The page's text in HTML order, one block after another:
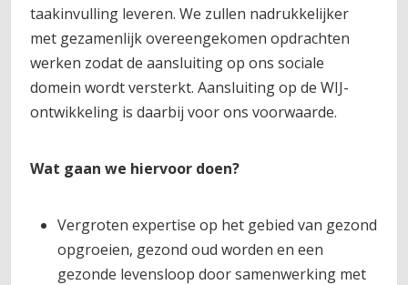
taakinvulling leveren. We zullen nadrukkelijker
met gezamenlijk overeengekomen opdrachten
werken zodat de aansluiting op ons sociale
domein wordt versterkt. Aansluiting op de WIJ-
ontwikkeling is daarbij voor ons voorwaarde.
Wat gaan we hiervoor doen?
Vergroten expertise op het gebied van gezond
opgroeien, gezond oud worden en een
gezonde levensloop door samenwerking met